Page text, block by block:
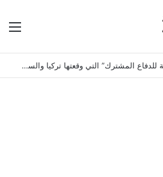
تفاصيل عن “اتفاقية مكة للدفاع المشترك” التي وقعتها تركيا والسعودية وباكستان